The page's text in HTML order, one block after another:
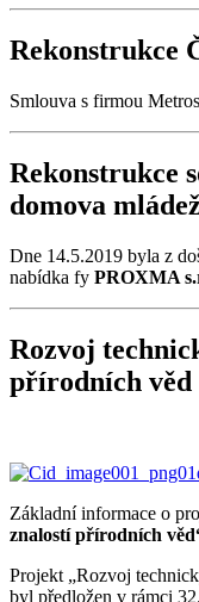
Rekonstrukce
Smlouva s firmou
Rekonstrukce
domova
Dne 14.5.2019 byla z
nabídka fy PROXMA
Rozvoj
přírodních věd
Základní informace o
znalostí přírodních
Projekt „Rozvoj
byl předložen v rámci